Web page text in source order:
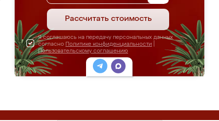
Рассчитать стоимость
Я соглашаюсь на передачу персональных данных
согласно Политике конфиденциальности
Пользовательскому соглашению